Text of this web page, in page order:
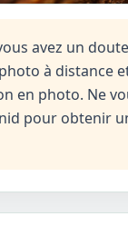
avez un
à distance
en photo. Ne
pour obtenir